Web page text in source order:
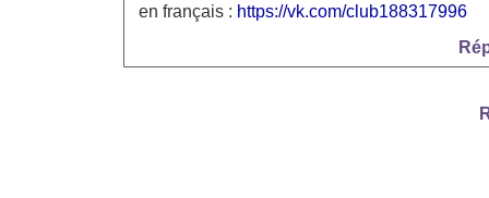
en français : https://vk.com/club188317996